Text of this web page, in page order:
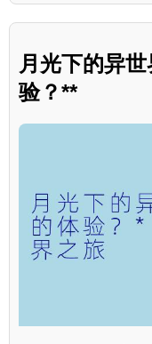
月光下的异
验？**